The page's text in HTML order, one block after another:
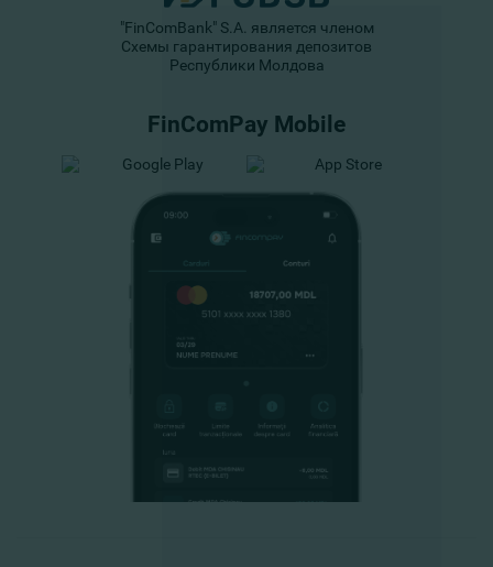
"FinComBank" S.A. является членом
Схемы гарантирования депозитов
Республики Молдова
FinComPay Mobile